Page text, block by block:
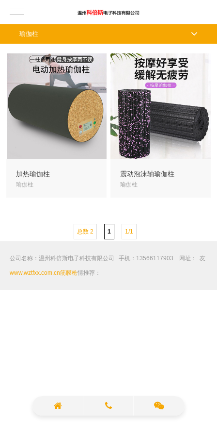
加热瑜伽柱
瑜伽柱
震动泡沫轴瑜伽柱
瑜伽柱
总数 2 1 1/1
公司名称：温州科倍斯电子科技有限公司 手机：13566117903 网址：
www.wztfxx.com.cn
友
情推荐：
筋膜枪
瑜伽柱